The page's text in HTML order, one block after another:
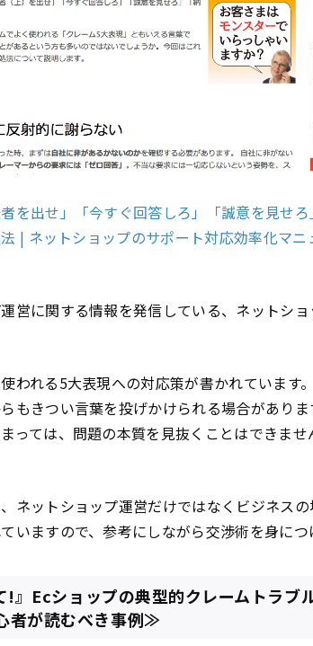
者を出せ」「今すぐ回答しろ」「誠意を見せ
| ネットショップのサポート対応効率化マ
営に関する情報を発信している、ネットシ
われる5大表現への対応策が書かれています
もきつい言葉を投げかけられる場合があり
っては、問題の本質を見抜くことはできま
ネットショップ運営だけではなくビジネス
いますので、参考にしながら交渉術を身につ
!』Ecショップの典型的クレームトラ
者が読むべき事例≫